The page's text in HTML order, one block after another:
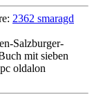
2362 smaragd
Salzburger-
mit sieben
oldalon